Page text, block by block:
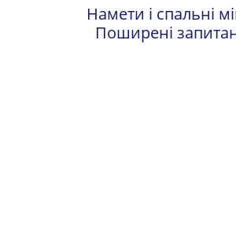
Намети і спальні
Поширені